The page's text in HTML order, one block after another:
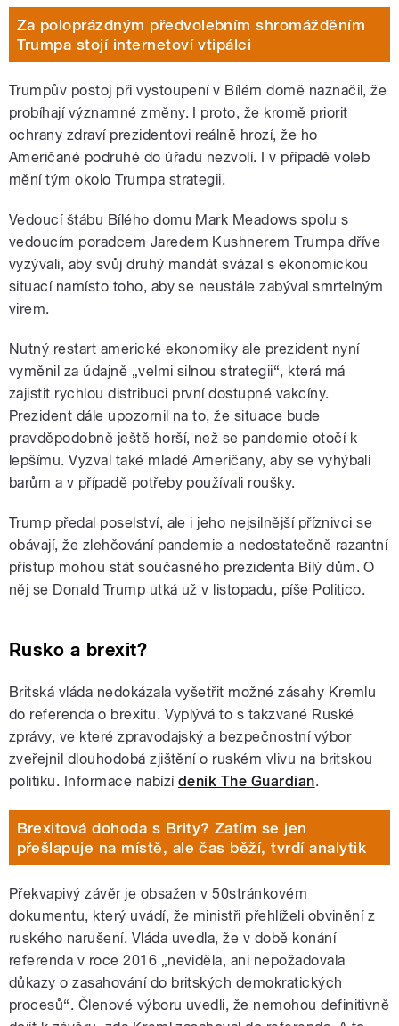
Za poloprázdným předvolebním shromážděním
Trumpa stojí internetoví vtipálci
Trumpův postoj při vystoupení v Bílém domě naznačil, že
probíhají významné změny. I proto, že kromě priorit
ochrany zdraví prezidentovi reálně hrozí, že ho
Američané podruhé do úřadu nezvolí. I v případě voleb
mění tým okolo Trumpa strategii.
Vedoucí štábu Bílého domu Mark Meadows spolu s
vedoucím poradcem Jaredem Kushnerem Trumpa dříve
vyzývali, aby svůj druhý mandát svázal s ekonomickou
situací namísto toho, aby se neustále zabýval smrtelným
virem.
Nutný restart americké ekonomiky ale prezident nyní
vyměnil za údajně „velmi silnou strategii“, která má
zajistit rychlou distribuci první dostupné vakcíny.
Prezident dále upozornil na to, že situace bude
pravděpodobně ještě horší, než se pandemie otočí k
lepšímu. Vyzval také mladé Američany, aby se vyhýbali
barům a v případě potřeby používali roušky.
Trump předal poselství, ale i jeho nejsilnější příznivci se
obávají, že zlehčování pandemie a nedostatečně razantní
přístup mohou stát současného prezidenta Bílý dům. O
něj se Donald Trump utká už v listopadu, píše Politico.
Rusko a brexit?
Britská vláda nedokázala vyšetřit možné zásahy Kremlu
do referenda o brexitu. Vyplývá to s takzvané Ruské
zprávy, ve které zpravodajský a bezpečnostní výbor
zveřejnil dlouhodobá zjištění o ruském vlivu na britskou
politiku. Informace nabízí deník The Guardian.
Brexitová dohoda s Brity? Zatím se jen
přešlapuje na místě, ale čas běží, tvrdí analytik
Překvapivý závěr je obsažen v 50stránkovém
dokumentu, který uvádí, že ministři přehlíželi obvinění z
ruského narušení. Vláda uvedla, že v době konání
referenda v roce 2016 „neviděla, ani nepožadovala
důkazy o zasahování do britských demokratických
procesů“. Členové výboru uvedli, že nemohou definitivně